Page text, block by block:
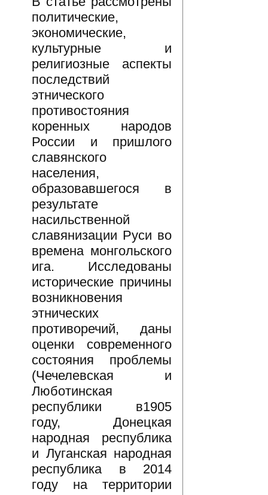
политические,
экономические,
культурные и
религиозные аспекты
последствий
этнического
противостояния
коренных народов
России и пришлого
славянского
населения,
образовавшегося в
результате
насильственной
славянизации Руси во
времена монгольского
ига. Исследованы
исторические причины
возникновения
этнических
противоречий, даны
оценки современного
состояния проблемы
(Чечелевская и
Люботинская
республики в1905
году, Донецкая
народная республика
и Луганская народная
республика в 2014
году на территории